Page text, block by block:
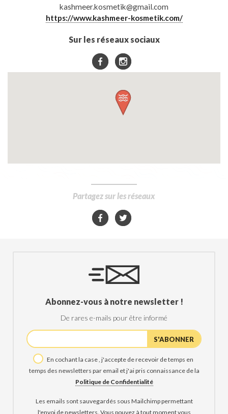
kashmeer.kosmetik@gmail.com
https://www.kashmeer-kosmetik.com/
Sur les réseaux sociaux
Partagez sur les réseaux
Abonnez-vous à notre newsletter !
De rares e-mails pour être informé
En cochant la case , j'accepte de recevoir de temps en
temps des newsletters par email et j'ai pris connaissance de la
Politique de Confidentialité
Les emails sont sauvegardés sous Mailchimp permettant
l'envoi de newsletters. Vous pouvez à tout moment vous